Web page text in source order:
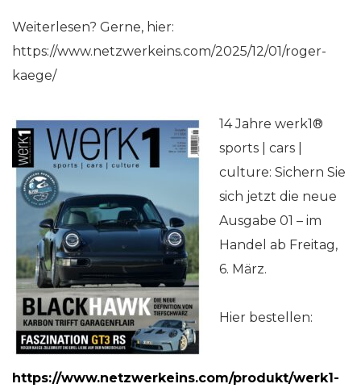
Weiterlesen? Gerne, hier:
https://www.netzwerkeins.com/2025/12/01/roger-
kaege/
14 Jahre werk1®
sports | cars |
culture: Sichern Sie
sich jetzt die neue
Ausgabe 01 – im
Handel ab Freitag,
6. März.
Hier bestellen:
https://www.netzwerkeins.com/produkt/werk1-